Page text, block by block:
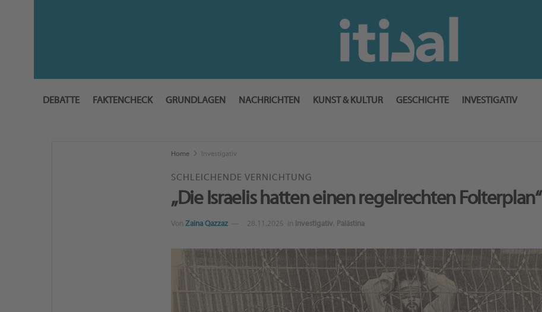
DEBATTE FAKTENCHECK GRUNDLAGEN NACHRICHTEN KUNST & KULTUR GESCHICHTE INVESTIGATIV
Home Investigativ
SCHLEICHENDE VERNICHTUNG
„Die Israelis hatten einen regelrechten Folterplan“
Von Zaina Qazzaz 28.11.2025 in Investigativ, Palästina